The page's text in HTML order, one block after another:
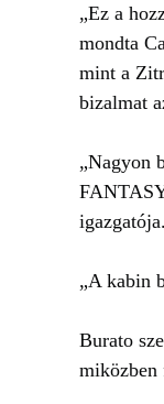
„Ez a
mondta
mint a
bizalmat
„Nagyon
igazgatója.
„A kabin
Burato
miközben